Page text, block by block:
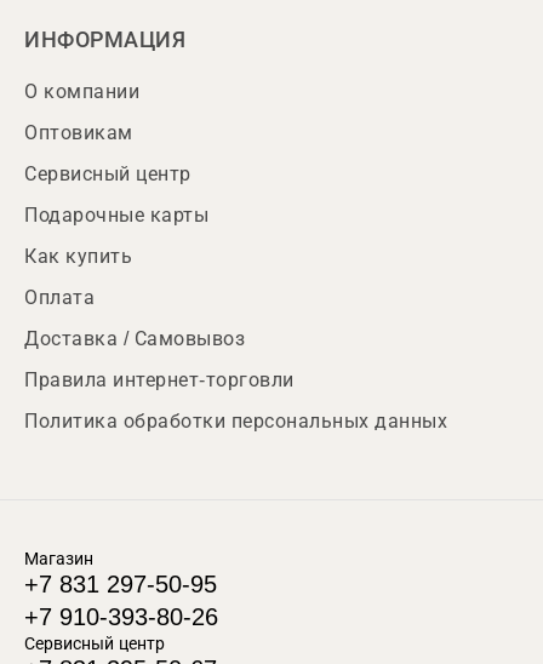
ИНФОРМАЦИЯ
О компании
Оптовикам
Сервисный центр
Подарочные карты
Как купить
Оплата
Доставка / Самовывоз
Правила интернет-торговли
Политика обработки персональных данных
Магазин
+7 831 297-50-95
+7 910-393-80-26
Сервисный центр